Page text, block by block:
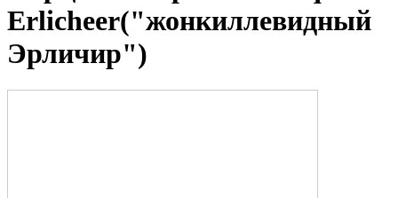
Erlicheer("жонкиллевидный
Эрличир")